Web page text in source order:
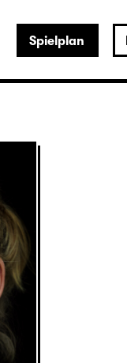
Spielplan